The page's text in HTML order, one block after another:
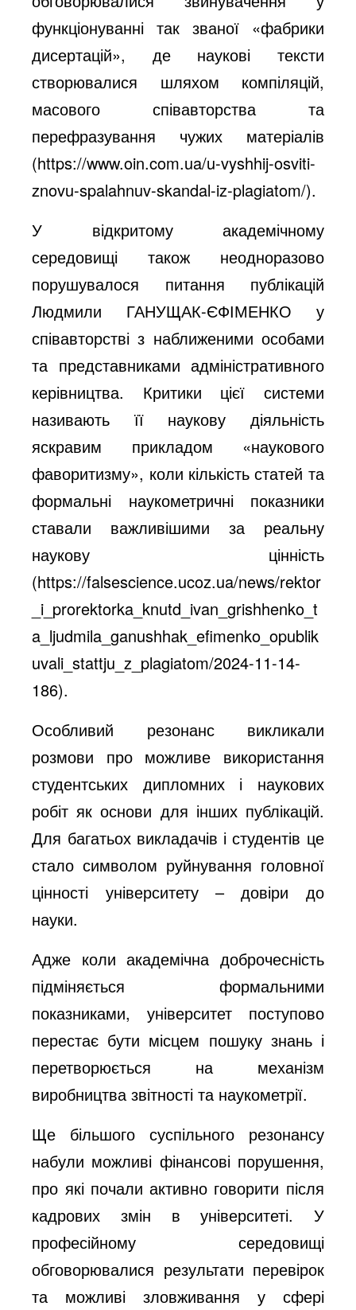
функціонуванні так званої «фабрики
дисертацій», де наукові тексти
створювалися шляхом компіляцій,
масового співавторства та
перефразування чужих матеріалів
(https://www.oin.com.ua/u-vyshhij-osviti-
znovu-spalahnuv-skandal-iz-plagiatom/).
У відкритому академічному
середовищі також неодноразово
порушувалося питання публікацій
Людмили ГАНУЩАК-ЄФІМЕНКО у
співавторстві з наближеними особами
та представниками адміністративного
керівництва. Критики цієї системи
називають її наукову діяльність
яскравим прикладом «наукового
фаворитизму», коли кількість статей та
формальні наукометричні показники
ставали важливішими за реальну
наукову цінність
(https://falsescience.ucoz.ua/news/rektor
_i_prorektorka_knutd_ivan_grishhenko_t
a_ljudmila_ganushhak_efimenko_opublik
uvali_stattju_z_plagiatom/2024-11-14-
186).
Особливий резонанс викликали
розмови про можливе використання
студентських дипломних і наукових
робіт як основи для інших публікацій.
Для багатьох викладачів і студентів це
стало символом руйнування головної
цінності університету – довіри до
науки.
Адже коли академічна доброчесність
підміняється формальними
показниками, університет поступово
перестає бути місцем пошуку знань і
перетворюється на механізм
виробництва звітності та наукометрії.
Ще більшого суспільного резонансу
набули можливі фінансові порушення,
про які почали активно говорити після
кадрових змін в університеті. У
професійному середовищі
обговорювалися результати перевірок
та можливі зловживання у сфері